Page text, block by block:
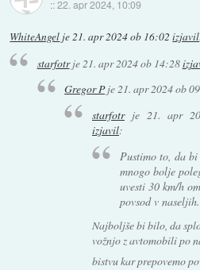
::22. apr 2024, 10:09
WhiteAngel je21. apr 2024 ob 16:02 izjavil
starfotrje 21. apr 2024 ob 14:28
Gregor Pje21. apr 2024 ob
starfotrje 21. apr
izjavil:
Pustimo to, da
mnogo bolje
uvesti 30 km/h
povsod v naseljih.
Najboljše bi bilo, da
vožnjo z avtomobili po
bistvu kar prepovemo